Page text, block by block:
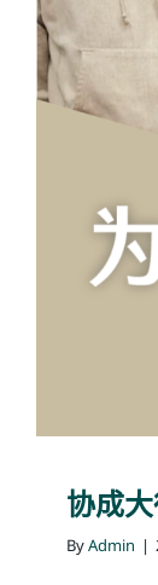
协
协成
ByAdmin |